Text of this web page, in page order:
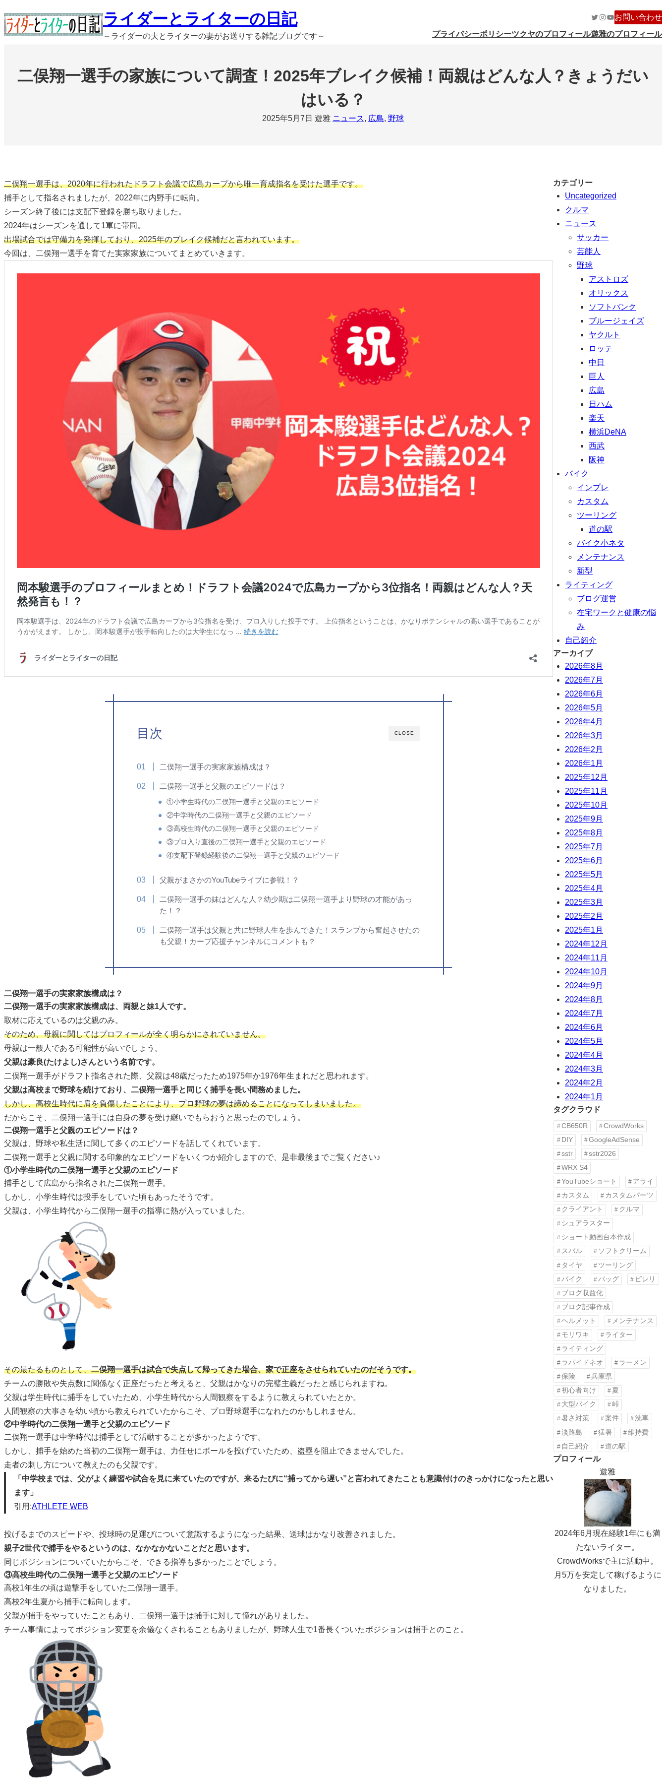
容
を
ライダーとライターの日記
～ライダーの夫とライターの妻がお送りする雑記ブログです～
Twitter
Instagram
YouTube
お問い合わせ
プライバシーポリシーツクヤのプロフィール遊雅のプロフィール
二俣翔一選手の家族について調査！2025年ブレイク候補！両親はどんな人？きょうだい
はいる？
2025年5月7日 遊雅 ニュース, 広島, 野球
二俣翔一選手は、2020年に行われたドラフト会議で広島カープから唯一育成指名を受けた選手です。
捕手として指名されましたが、2022年に内野手に転向。
シーズン終了後には支配下登録を勝ち取りました。
2024年はシーズンを通して1軍に帯同。
出場試合では守備力を発揮しており、2025年のブレイク候補だと言われています。
今回は、二俣翔一選手を育てた実家家族についてまとめていきます。
CLOSE
目次
二俣翔一選手の実家家族構成は？
二俣翔一選手と父親のエピソードは？
①小学生時代の二俣翔一選手と父親のエピソード
②中学時代の二俣翔一選手と父親のエピソード
③高校生時代の二俣翔一選手と父親のエピソード
③プロ入り直後の二俣翔一選手と父親のエピソード
④支配下登録経験後の二俣翔一選手と父親のエピソード
父親がまさかのYouTubeライブに参戦！？
二俣翔一選手の妹はどんな人？幼少期は二俣翔一選手より野球の才能があっ
た！？
二俣翔一選手は父親と共に野球人生を歩んできた！スランプから奮起させたの
も父親！カープ応援チャンネルにコメントも？
二俣翔一選手の実家家族構成は？
二俣翔一選手の実家家族構成は、両親と妹1人です。
取材に応えているのは父親のみ。
そのため、母親に関してはプロフィールが全く明らかにされていません。
母親は一般人である可能性が高いでしょう。
父親は豪良(たけよし)さんという名前です。
二俣翔一選手がドラフト指名された際、父親は48歳だったため1975年か1976年生まれだと思われます。
父親は高校まで野球を続けており、二俣翔一選手と同じく捕手を長い間務めました。
しかし、高校生時代に肩を負傷したことにより、プロ野球の夢は諦めることになってしまいました。
だからこそ、二俣翔一選手には自身の夢を受け継いでもらおうと思ったのでしょう。
二俣翔一選手と父親のエピソードは？
父親は、野球や私生活に関して多くのエピソードを話してくれています。
二俣翔一選手と父親に関する印象的なエピソードをいくつか紹介しますので、是非最後までご覧ください♪
①小学生時代の二俣翔一選手と父親のエピソード
捕手として広島から指名された二俣翔一選手。
しかし、小学生時代は投手をしていた頃もあったそうです。
父親は、小学生時代から二俣翔一選手の指導に熱が入っていました。
その最たるものとして、二俣翔一選手は試合で失点して帰ってきた場合、家で正座をさせられていたのだそうです。
チームの勝敗や失点数に関係なく正座だったと考えると、父親はかなりの完璧主義だったと感じられますね。
父親は学生時代に捕手をしていたため、小学生時代から人間観察をするように教えられていたとか。
人間観察の大事さを幼い頃から教えられていたからこそ、プロ野球選手になれたのかもしれません。
②中学時代の二俣翔一選手と父親のエピソード
二俣翔一選手は中学時代は捕手として活動することが多かったようです。
しかし、捕手を始めた当初の二俣翔一選手は、力任せにボールを投げていたため、盗塁を阻止できませんでした。
走者の刺し方について教えたのも父親です。
「中学校までは、父がよく練習や試合を見に来ていたのですが、来るたびに“捕ってから遅い”と言われてきたことも意識付けのきっかけになったと思い
ます」
引用:ATHLETE WEB
投げるまでのスピードや、投球時の足運びについて意識するようになった結果、送球はかなり改善されました。
親子2世代で捕手をやるというのは、なかなかないことだと思います。
同じポジションについていたからこそ、できる指導も多かったことでしょう。
③高校生時代の二俣翔一選手と父親のエピソード
高校1年生の頃は遊撃手をしていた二俣翔一選手。
高校2年生夏から捕手に転向します。
父親が捕手をやっていたこともあり、二俣翔一選手は捕手に対して憧れがありました。
チーム事情によってポジション変更を余儀なくされることもありましたが、野球人生で1番長くついたポジションは捕手とのこと。
カテゴリー
Uncategorized
クルマ
ニュース
サッカー
芸能人
野球
アストロズ
オリックス
ソフトバンク
ブルージェイズ
ヤクルト
ロッテ
中日
巨人
広島
日ハム
楽天
横浜DeNA
西武
阪神
バイク
インプレ
カスタム
ツーリング
道の駅
バイク小ネタ
メンテナンス
新型
ライティング
ブログ運営
在宅ワークと健康の悩
み
自己紹介
アーカイブ
2026年8月
2026年7月
2026年6月
2026年5月
2026年4月
2026年3月
2026年2月
2026年1月
2025年12月
2025年11月
2025年10月
2025年9月
2025年8月
2025年7月
2025年6月
2025年5月
2025年4月
2025年3月
2025年2月
2025年1月
2024年12月
2024年11月
2024年10月
2024年9月
2024年8月
2024年7月
2024年6月
2024年5月
2024年4月
2024年3月
2024年2月
2024年1月
タグクラウド
CB650R
CrowdWorks
DIY
GoogleAdSense
sstr
sstr2026
WRX S4
YouTubeショート
アライ
カスタム
カスタムパーツ
クライアント
クルマ
シュアラスター
ショート動画台本作成
スバル
ソフトクリーム
タイヤ
ツーリング
バイク
バッグ
ピレリ
ブログ収益化
ブログ記事作成
ヘルメット
メンテナンス
モリワキ
ライター
ライティング
ラパイドネオ
ラーメン
保険
兵庫県
初心者向け
夏
大型バイク
峠
暑さ対策
案件
洗車
淡路島
猛暑
維持費
自己紹介
道の駅
プロフィール
遊雅
2024年6月現在経験1年にも満
たないライター。
CrowdWorksで主に活動中。
月5万を安定して稼げるように
なりました。